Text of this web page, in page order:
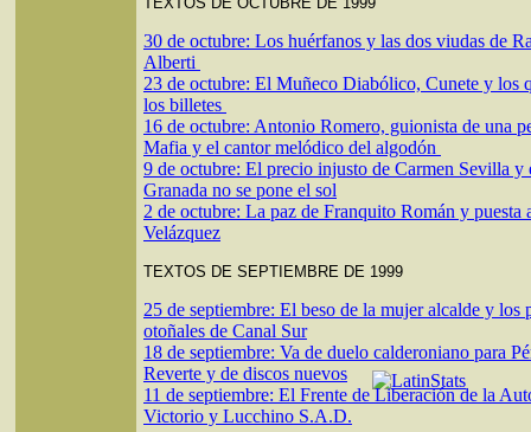
30 de octubre: Los huérfanos y las dos viudas de
Alberti
23 de octubre: El Muñeco Diabólico, Cunete y los
los billetes
16 de octubre: Antonio Romero, guionista de una
Mafia y el cantor melódico del algodón
9 de octubre: El precio injusto de Carmen Sevilla y
Granada no se pone el sol
2 de octubre: La paz de Franquito Román y puesta
Velázquez
TEXTOS DE SEPTIEMBRE DE 1999
25 de septiembre: El beso de la mujer alcalde y los
otoñales de Canal Sur
18 de septiembre: Va de duelo calderoniano para
Reverte y de discos nuevos
11 de septiembre: El Frente de Liberación de la
Victorio y Lucchino S.A.D.